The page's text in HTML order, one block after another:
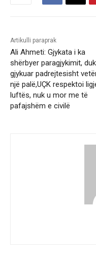
Artikulli paraprak
Ali Ahmeti: Gjykata i ka
shërbyer paragjykimit,
gjykuar padrejtesisht
një palë,UÇK respektoi
luftës, nuk u mor me të
pafajshëm e civilë